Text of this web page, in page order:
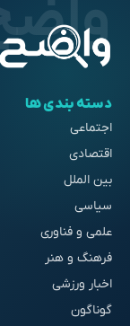
دسته بندی ها
اجتماعی
اقتصادی
بین الملل
سیاسی
علمی و فناوری
فرهنگ و هنر
اخبار ورزشی
گوناگون